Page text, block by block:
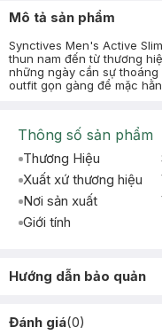
Mô tả sản phẩm
Synctives Men's Active
thun nam đến từ thương
những ngày cần sự
outfit gọn gàng để mặc
Thông số sản phẩm
Thương Hiệu
Xuất xứ thương hiệu
Nơi sản xuất
Giới tính
Hướng dẫn bảo quản
Đánh giá(0)